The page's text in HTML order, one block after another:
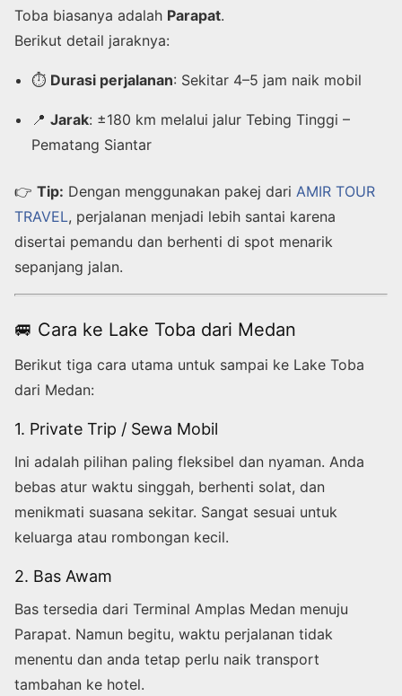
Toba biasanya adalah Parapat.
Berikut detail jaraknya:
⏱️ Durasi perjalanan: Sekitar 4–5 jam naik mobil
📍Jarak: ±180 km melalui jalur Tebing Tinggi –
Pematang Siantar
👉 Tip: Dengan menggunakan pakej dari AMIR TOUR
TRAVEL, perjalanan menjadi lebih santai karena
disertai pemandu dan berhenti di spot menarik
sepanjang jalan.
🚐 Cara ke Lake Toba dari Medan
Berikut tiga cara utama untuk sampai ke Lake Toba
dari Medan:
1. Private Trip / Sewa Mobil
Ini adalah pilihan paling fleksibel dan nyaman. Anda
bebas atur waktu singgah, berhenti solat, dan
menikmati suasana sekitar. Sangat sesuai untuk
keluarga atau rombongan kecil.
2. Bas Awam
Bas tersedia dari Terminal Amplas Medan menuju
Parapat. Namun begitu, waktu perjalanan tidak
menentu dan anda tetap perlu naik transport
tambahan ke hotel.